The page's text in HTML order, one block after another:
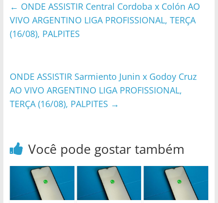
← ONDE ASSISTIR Central Cordoba x Colón AO
VIVO ARGENTINO LIGA PROFISSIONAL, TERÇA
(16/08), PALPITES
ONDE ASSISTIR Sarmiento Junin x Godoy Cruz
AO VIVO ARGENTINO LIGA PROFISSIONAL,
TERÇA (16/08), PALPITES →
Você pode gostar também